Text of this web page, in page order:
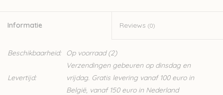
Informatie Reviews (0)
Beschikbaarheid: Op voorraad(2)
Levertijd:
Verzendingen gebeuren op dinsdag en
vrijdag. Gratis levering vanaf 100 euro in
België, vanaf 150 euro in Nederland